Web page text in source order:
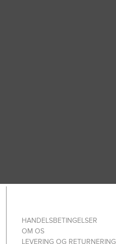
HANDELSBETINGELSER
OM OS
LEVERING OG RETURNERING